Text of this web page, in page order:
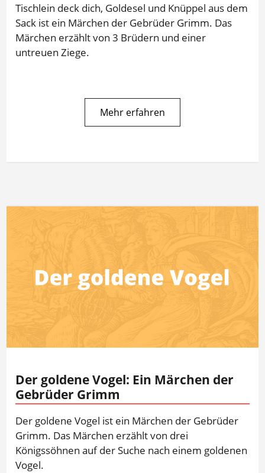
Tischlein deck dich, Goldesel und Knüppel aus dem
Sack ist ein Märchen der Gebrüder Grimm. Das
Märchen erzählt von 3 Brüdern und einer
untreuen Ziege.
Mehr erfahren
Der goldene Vogel: Ein Märchen der
Gebrüder Grimm
Der goldene Vogel ist ein Märchen der Gebrüder
Grimm. Das Märchen erzählt von drei
Königssöhnen auf der Suche nach einem goldenen
Vogel.